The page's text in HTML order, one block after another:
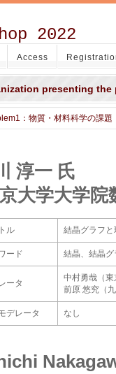
2022
Access
presenting the
：物質・材料科学の課題
淳一 氏
大学大学
ル 結晶グラフ
ード 結晶、結晶
ータ
中村勇哉（
前原 悠究（
デレータ なし